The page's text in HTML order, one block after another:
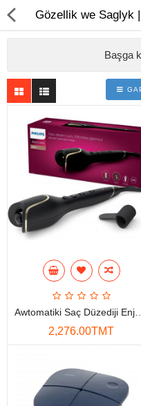
Noutbuk
Monobloklar
Kompýuter düzüjiler
Monitorlar
Kompýuter aksesuarlary
Printerler
Maglumat toplaýjylar
Gorag we howpsuzlyk
Gözellik we Saglyk
Başga
2,276.00TMT